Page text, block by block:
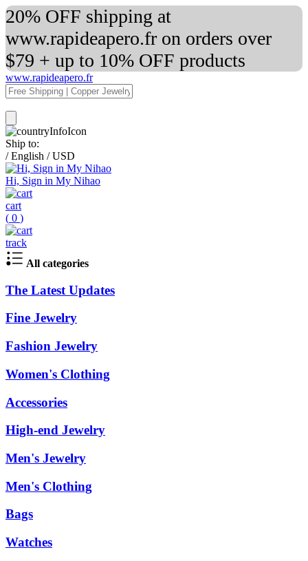
20% OFF shipping at
www.rapideapero.fr on orders over
$79 + up to 10% OFF products
www.rapideapero.fr
Ship to:
/ English / USD
Hi, Sign in My Nihao
cart
( 0 )
track
All categories
The Latest Updates
Fine Jewelry
Fashion Jewelry
Women's Clothing
Accessories
High-end Jewelry
Men's Jewelry
Men's Clothing
Bags
Watches